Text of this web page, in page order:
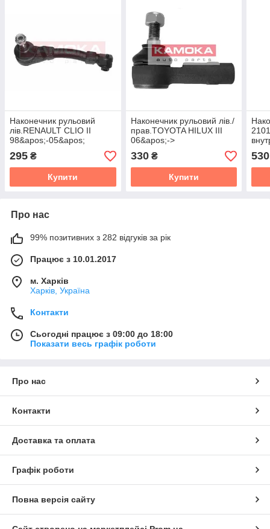
Наконечник рульовий
лів.RENAULT CLIO II
98&apos;-05&apos;
295 ₴
Купити
Наконечник рульовий лів./
прав.TOYOTA HILUX III
06&apos;->
330₴
Купити
530
Про нас
99% позитивних з 282 відгуків за рік
Працює з 10.01.2017
м. Харків
Харків, Україна
Контакти
Сьогодні працює з 09:00 до 18:00
Показати весь графік роботи
Про нас
Контакти
Доставка та оплата
Графік роботи
Повна версія сайту